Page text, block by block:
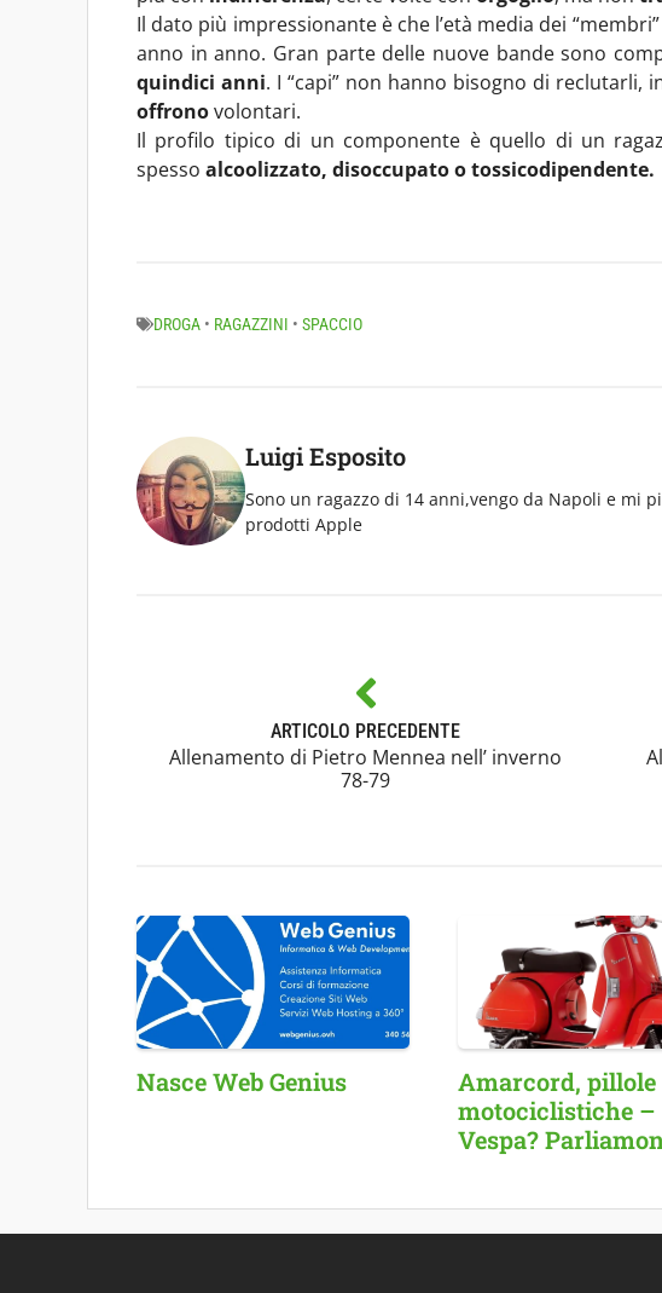
Il dato più impressionante è che l’età media dei
anno in anno. Gran parte delle nuove bande sono
quindici anni. I “capi” non hanno bisogno di reclutarli,
offronovolontari.
Il profilo tipico di un componente è quello di un
spesso alcoolizzato, disoccupato o tossicodipendente.
DROGA • RAGAZZINI • SPACCIO
Luigi Esposito
Sono un ragazzo di 14 anni,vengo da Napoli e mi
prodotti Apple
ARTICOLO PRECEDENTE
Allenamento di Pietro Mennea nell’ inverno
78-79
Nasce Web Genius
Amarcord, pillole
motociclistiche –
Vespa?